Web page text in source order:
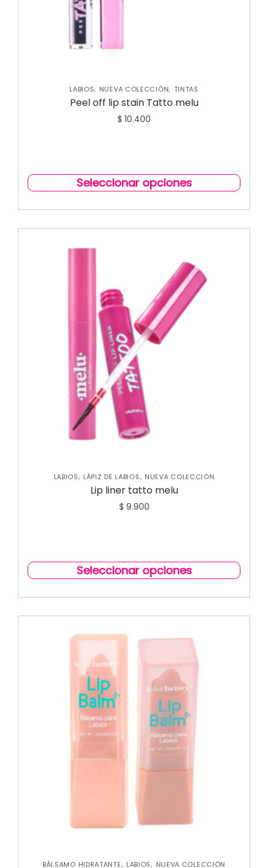
LABIOS, NUEVA COLECCIÓN, TINTAS
Peel off lip stain Tatto melu
$ 10.400
Seleccionar opciones
LABIOS, LÁPIZ DE LABIOS, NUEVA COLECCIÓN
Lip liner tatto melu
$ 9.900
Seleccionar opciones
BÁLSAMO HIDRATANTE, LABIOS, NUEVA COLECCIÓN